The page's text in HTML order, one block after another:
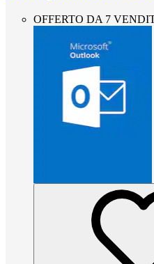
OFFERTO DA 7